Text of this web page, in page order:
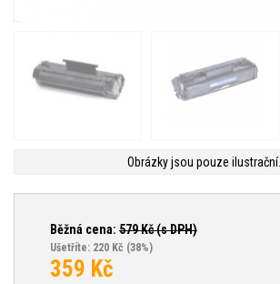
Obrázky jsou pouze ilustrační.
Běžná cena: 579Kč (s DPH)
Ušetříte: 220 Kč (38%)
359 Kč